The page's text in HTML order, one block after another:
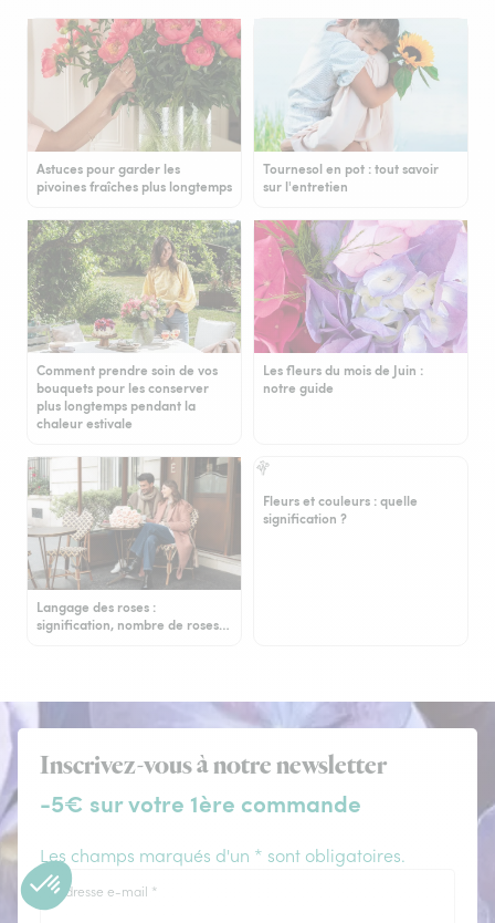
Astuces pour garder les
pivoines fraîches plus longtemps
Tournesol en pot : tout savoir
sur l'entretien
Comment prendre soin de vos
bouquets pour les conserver
plus longtemps pendant la
chaleur estivale
Les fleurs du mois de Juin :
notre guide
Langage des roses :
signification, nombre de roses…
Fleurs et couleurs : quelle
signification ?
Inscrivez-vous à notre newsletter
-5€ sur votre 1ère commande
Les champs marqués d'un * sont obligatoires.
Adresse e-mail *